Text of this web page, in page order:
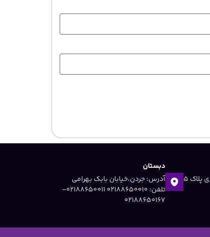
آدرس: جردن ،خیابان دریابندری پلاک 5
دبستان
آدرس: جردن،خیابان بابک بهرامی
تلفن: 02188650010 ۰۲۱۸۸۶۵۰۰۱۱-
۰۲۱۸۸۶۵۰۱۶۷